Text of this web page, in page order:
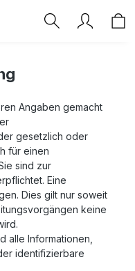
Angaben gemacht
gesetzlich oder
für einen
sind zur
Eine
Dies gilt nur soweit
keine
alle Informationen,
identifizierbare